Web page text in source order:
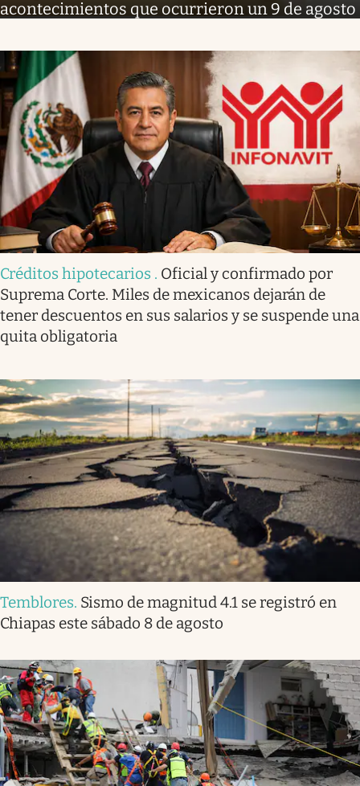
acontecimientos que ocurrieron un 9 de agosto
Créditos hipotecarios . Oficial y confirmado por
Suprema Corte. Miles de mexicanos dejarán de
tener descuentos en sus salarios y se suspende una
quita obligatoria
Temblores. Sismo de magnitud 4.1 se registró en
Chiapas este sábado 8 de agosto